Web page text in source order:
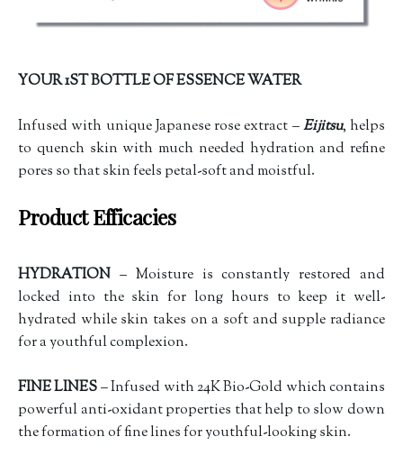
YOUR 1ST BOTTLE OF ESSENCE WATER
Infused with unique Japanese rose extract –Eijitsu, helps
to quench skin with much needed hydration and refine
pores so that skin feels petal-soft and moistful.
Product Efficacies
HYDRATION – Moisture is constantly restored and
locked into the skin for long hours to keep it well-
hydrated while skin takes on a soft and supple radiance
for a youthful complexion.
FINE LINES– Infused with 24K Bio-Gold which contains
powerful anti-oxidant properties that help to slow down
the formation of fine lines for youthful-looking skin.